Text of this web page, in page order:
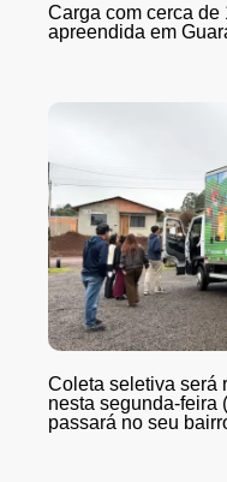
Carga com cerca
apreendida em
Coleta seletiva será
nesta segunda-feira
passará no seu